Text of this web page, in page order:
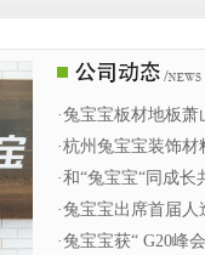
·兔宝宝板材地板
·杭州兔宝宝装饰
·和“兔宝宝“同成
公司总经理钱柏焕
·兔宝宝出席首届
生态板品牌”
·兔宝宝获“ G20峰